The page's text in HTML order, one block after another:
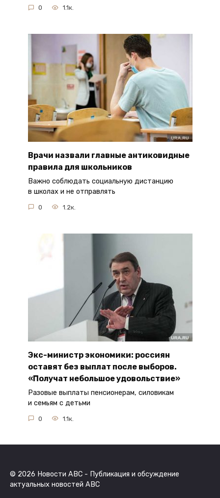
0 1.1к.
Врачи назвали главные антиковидные
правила для школьников
Важно соблюдать социальную дистанцию
в школах и не отправлять
0 1.2к.
Экс-министр экономики: россиян
оставят без выплат после выборов.
«Получат небольшое удовольствие»
Разовые выплаты пенсионерам, силовикам
и семьям с детьми
0 1.1к.
© 2026 Новости ABC - Публикация и обсуждение
актуальных новостей ABC